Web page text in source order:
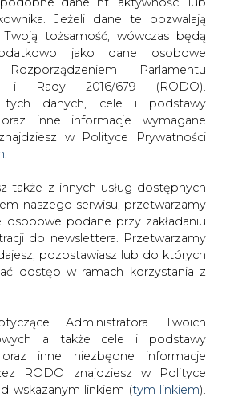
CIRE.TV
Jeżeli dane te pozwalają
tożsamość, wówczas będą
jako dane osobowe
Parlamentu
i Rady 2016/679 (RODO).
tych danych, cele i podstawy
inne informacje wymagane
w Polityce Prywatności
także z innych usług dostępnych
naszego serwisu, przetwarzamy
osobowe podane przy zakładaniu
do newslettera. Przetwarzamy
pozostawiasz lub do których
dostęp w ramach korzystania z
Administratora Twoich
a także cele i podstawy
oraz inne niezbędne informacje
RODO znajdziesz w Polityce
wskazanym linkiem (tym linkiem).
RYNEK PALIW
Śledztwo w sprawie
skomentuj
udostępnij: